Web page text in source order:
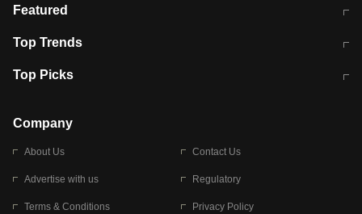
मुंबई में लगे 'जेन जी' के पोस्टर, लिखा- 'मैं
Featured
10 अगस्त को विधानसभा का घेराव करेंगे
Top Trends
RBI का नया नियम: अब बैंकों को अपनी सभी
Top Picks
बारिश की चेतावनी
Company
About Us Contact Us
Advertise with us Regulatory
Terms & Conditions Privacy Policy